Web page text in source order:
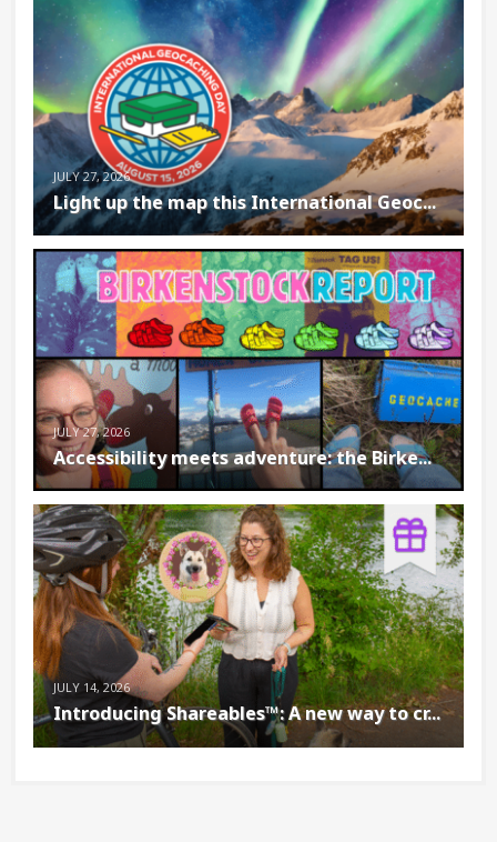
JULY 27, 2026
Light up the map this International Geoc...
JULY 27, 2026
Accessibility meets adventure: the Birke...
JULY 14, 2026
Introducing Shareables™: A new way to cr...